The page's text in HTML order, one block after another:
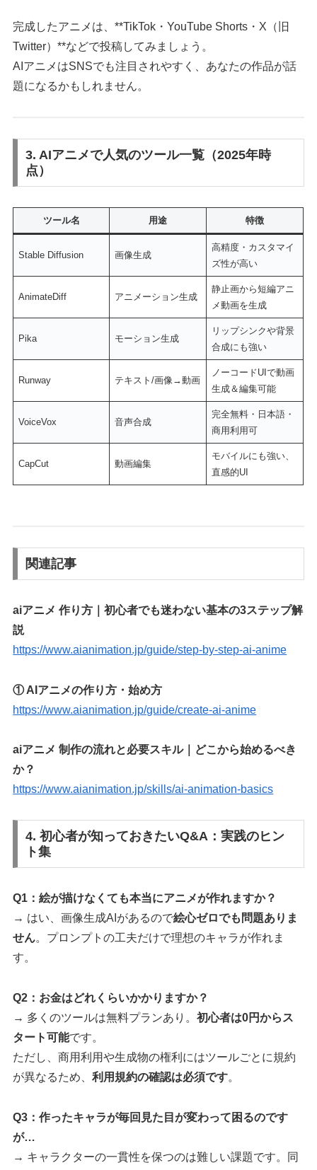
完成したアニメは、**TikTok・YouTube Shorts・X（旧
Twitter）**などで投稿してみましょう。
AIアニメはSNSでも注目されやすく、あなたの作品が話
題になるかもしれません。
3. AIアニメで人気のツール一覧（2025年時
点）
ツール名 用途 特徴
Stable Diffusion 画像生成
高精度・カスタマイ
ズ性が高い
AnimateDiff アニメーション生成
静止画から短編アニ
メ動画を生成
Pika モーション生成
リップシンクや背景
合成にも強い
Runway テキスト/画像→動画
ノーコードUIで動画
生成＆編集可能
VoiceVox 音声合成
完全無料・日本語・
商用利用可
CapCut 動画編集
モバイルにも強い、
直感的UI
関連記事
aiアニメ 作り方｜初心者でも迷わない基本の3ステップ解
説
https://www.aianimation.jp/guide/step-by-step-ai-anime
① AIアニメの作り方・始め方
https://www.aianimation.jp/guide/create-ai-anime
aiアニメ 制作の流れと必要スキル｜どこから始めるべき
か？
https://www.aianimation.jp/skills/ai-animation-basics
4. 初心者が知っておきたいQ&A：実践のヒン
ト集
Q1：絵が描けなくても本当にアニメが作れますか？
→ はい、画像生成AIがあるので絵心ゼロでも問題ありま
せん。プロンプトの工夫だけで理想のキャラが作れま
す。
Q2：お金はどれくらいかかりますか？
→ 多くのツールは無料プランあり。初心者は0円からス
タート可能です。
ただし、商用利用や生成物の権利にはツールごとに規約
が異なるため、利用規約の確認は必須です。
Q3：作ったキャラが毎回見た目が変わって困るのです
が…
→ キャラクターの一貫性を保つのは難しい課題です。同